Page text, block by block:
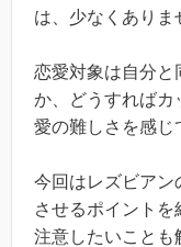
は、少なくありま
恋愛対象は自分と
か、どうすればカ
愛の難しさを感じ
今回はレズビアン
させるポイントを
注意したいことも